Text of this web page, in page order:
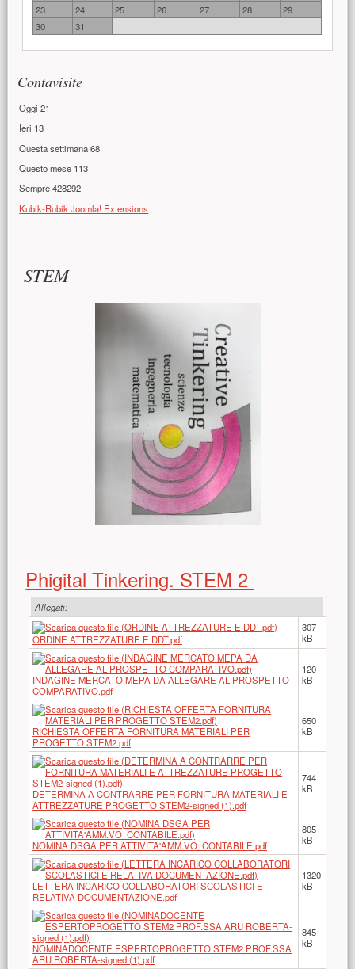
23
24 25 26 27 28
29
30
31
Contavisite
Oggi21
Ieri 13
Questa settimana68
Questo mese 113
Sempre428292
Kubik-Rubik Joomla! Extensions
STEM
Phigital Tinkering. STEM 2
Allegati:
ORDINE ATTREZZATURE E DDT.pdf
307
kB
INDAGINE MERCATO MEPA DA ALLEGARE AL PROSPETTO
COMPARATIVO.pdf
120
kB
RICHIESTA OFFERTA FORNITURA MATERIALI PER
PROGETTO STEM2.pdf
650
kB
DETERMINA A CONTRARRE PER FORNITURA MATERIALI E
ATTREZZATURE PROGETTO STEM2-signed (1).pdf
744
kB
NOMINA DSGA PER ATTIVITA'AMM.VO_CONTABILE.pdf
805
kB
LETTERA INCARICO COLLABORATORI SCOLASTICI E
RELATIVA DOCUMENTAZIONE.pdf
1320
kB
NOMINADOCENTE ESPERTOPROGETTO STEM2 PROF.SSA
ARU ROBERTA-signed (1).pdf
845
kB